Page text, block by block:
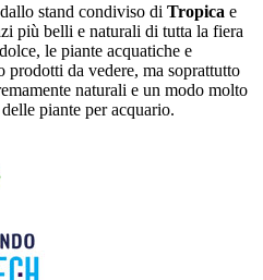
stand condiviso di Tropica e
più belli e naturali di tutta la fiera
le piante acquatiche e
prodotti da vedere, ma soprattutto
naturali e un modo molto
piante per acquario.